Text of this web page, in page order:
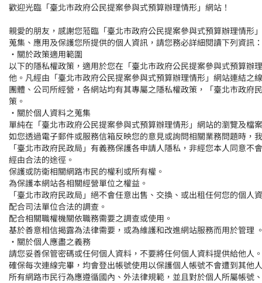
歡迎光臨「臺北市政府公民提案參與式預算辦理情形」網站！
親愛的朋友，感謝您蒞臨「臺北市政府公民提案參與式預算辦理情
蒐集、應用及保護您所提供的個人資訊，請您務必詳細閱讀下列資訊：
‧ 關於政策適用範圍
以下的隱私權政策，適用於您在「臺北市政府公民提案參與式預算
他。凡經由「臺北市政府公民提案參與式預算辦理情形」網站連結
團體、公司所經營，各網站均有其專屬之隱私權政策，「臺北市政
策。
‧ 關於個人資料之蒐集
單純在「臺北市政府公民提案參與式預算辦理情形」網站的瀏覽及檔
如您透過電子郵件或服務信箱反映您的意見或詢問相關業務問題時，
「臺北市政府民政局」有義務保護各申請人隱私，非經您本人同意
經由合法的途徑。
保護或防衛相關網路市民的權利或所有權。
為保護本網站各相關經營單位之權益。
「臺北市政府民政局」絕不會任意出售、交換、或出租任何您的個
配合司法單位合法的調查。
配合相關職權機關依職務需要之調查或使用。
基於善意相信揭露為法律需要，或為維護和改進網站服務而用於管理
‧ 關於個人應盡之義務
請您妥善保管密碼或任何個人資料，不要將任何個人資料提供給他人。
確保每次連線完畢，均會登出帳號使用以保護個人帳號不會遭到其
所有網路市民行為應遵循國內、外法律規範，並且對於個人所屬帳號